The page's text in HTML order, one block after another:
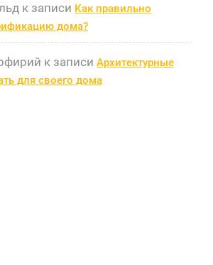
к записи Как правильно
дома?
к записи Архитектурные
для своего дома